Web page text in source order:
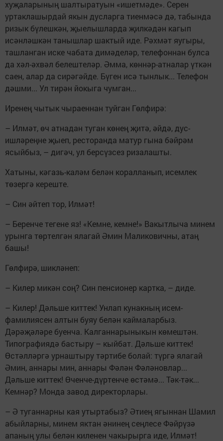
хуҗаларының шалтыратуын «ишетмәде». Серен
уртаклашырдай якын дусларга тиенмәсә дә, табында
ризык бүлешкән, җыелышларда җилкәдән кагып
исәнләшкән танышлар шактый иде. Рәхмәт яугыры,
ташланган иске чабата димәделәр, телефоннан булса
да хәл-әхвәл белештеләр. Әмма, көннәр-атналар үткән
саен, алар да сирәгәйде. Бүген исә тынлык... Телефон
дәшми... Ул тирән йокыга чумган...
Иренең чытык чыраеннан туйган Гөлфирә:
– Илмәт, өч атнадан туган көнең җитә, әйдә, дус-
ишләреңне җыеп, ресторанда матур гына бәйрәм
ясыйбыз, – дигәч, ул берсүзсез ризалашты.
Хатыны, кәгазь-каләм белән коралланып, исемлек
төзергә кереште.
– Син әйтеп тор, Илмәт!
– Беренче тегене яз! «Кемне, кемне!» Вакытлыча минем
урынга төртелгән ялагай Әмин Маликовичны, атаң
башы!
Гөлфирә, шикләнеп:
– Килер микән соң? Син пенсионер картка, – диде.
– Килер! Дәльше киттек! Унлап кунакның исем-
фамилиясен алтын буяу белән каймаларбыз.
Дәрәҗәләре буенча. Калганнарыныкын көмештән.
Типографиядә бастыру – кыйбат. Дәльше киттек!
Өстәлләргә урнаштыру тәртибе болай: түргә ялагай
Әмин, аннары мин, аннары Фәлән Фәләновлар...
Дәльше киттек! Өченче-дүртенче өстәмә... Тәк-тәк...
Кемнәр? Монда завод директорлары.
– Ә туганнарны кая утыртабыз? Әтиең ягыннан Шамил
абыйларны, минем яктан әнинең сеңлесе Фәйрүзә
апаның улы белән киленен чакырырга иде, Илмәт!